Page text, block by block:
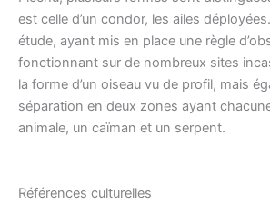
est celle d’un condor, les ailes
étude, ayant mis en place une règle
fonctionnant sur de nombreux sites
la forme d’un oiseau vu de profil, mais
séparation en deux zones ayant
animale, un caïman et un serpent.
Références culturelles